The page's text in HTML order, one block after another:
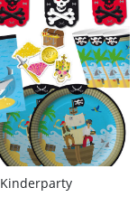
Kinderparty